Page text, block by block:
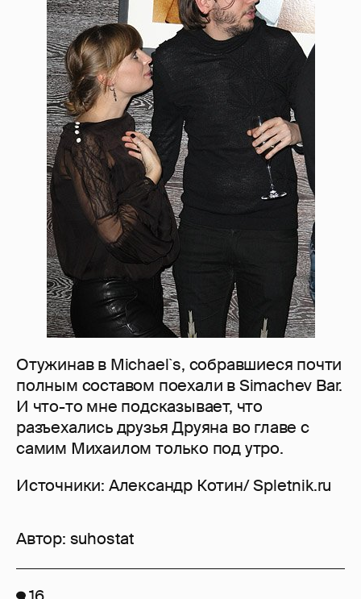
Отужинав в Michael`s, собравшиеся почти
полным составом поехали в Simachev Bar.
И что-то мне подсказывает, что
разъехались друзья Друяна во главе с
самим Михаилом только под утро.
Источники: Александр Котин/ Spletnik.ru
Автор: suhostat